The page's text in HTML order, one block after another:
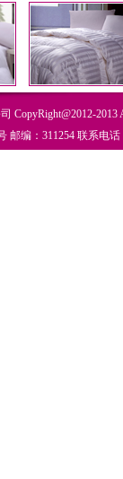
CopyRight@2012-2013
编：311254 联系电话